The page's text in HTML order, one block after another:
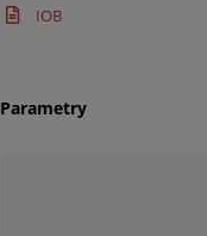
IOB
Parametry